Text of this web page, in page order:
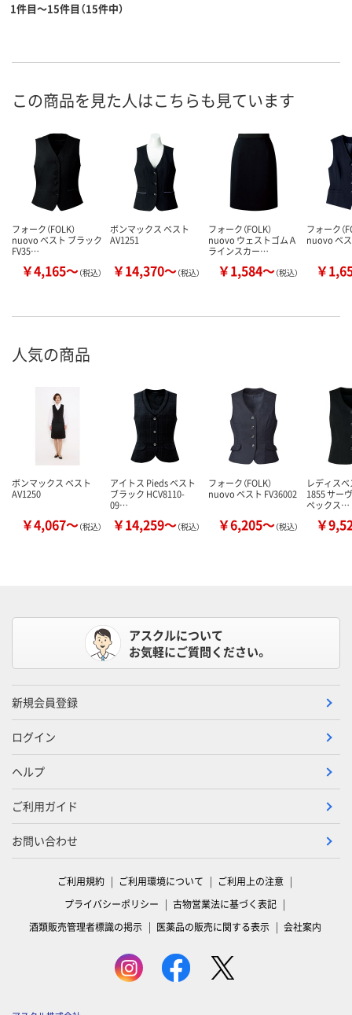
1件目～15件目（15件中）
この商品を見た人はこちらも見ています
フォーク（FOLK）
nuovo ベスト ブラック
FV35…
￥4,165～（税込）
ボンマックス ベスト
AV1251
￥14,370～（税込）
フォーク（FOLK）
nuovo ウェストゴムＡ
ラインスカー…
￥1,584～（税込）
フォーク（
nuovo ベ
￥
人気の商品
ボンマックス ベスト
AV1250
￥4,067～（税込）
アイトス Pieds ベスト
ブラック HCV8110-
09…
￥14,259～（税込）
フォーク（FOLK）
nuovo ベスト FV36002
￥6,205～（税込）
レディスベ
1855 サー
ペックス…
￥
アスクルについて
お気軽にご質問ください。
新規会員登録
ログイン
ヘルプ
ご利用ガイド
お問い合わせ
ご利用規約 ご利用環境について
ご利用上の注意
プライバシーポリシー
古物営業法に基づく表記
酒類販売管理者標識の掲示
医薬品の販売に関する表示 会社案内